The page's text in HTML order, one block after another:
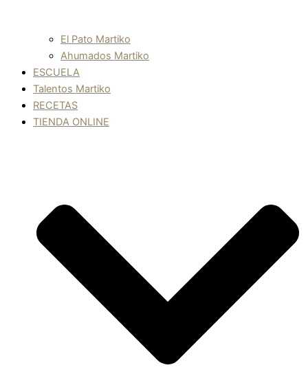
El Pato Martiko
Ahumados Martiko
ESCUELA
Talentos Martiko
RECETAS
TIENDA ONLINE